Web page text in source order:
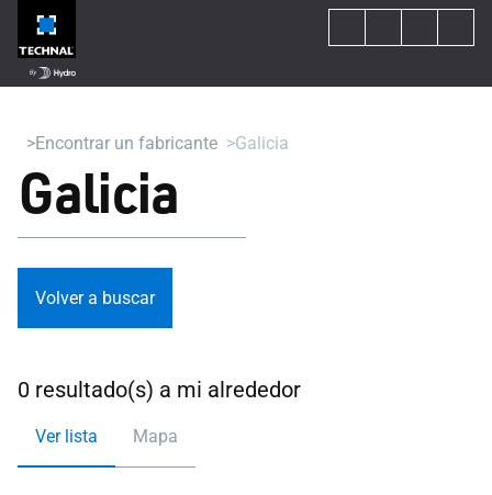
Encontrar un fabricante Galicia
Galicia
Volver a buscar
0 resultado(s) a mi alrededor
Ver lista Mapa